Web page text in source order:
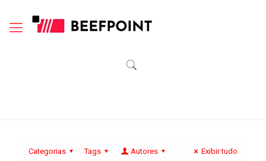
Categorias Tags Autores Exibir tudo